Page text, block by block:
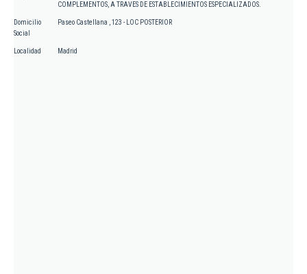
COMPLEMENTOS, A TRAVES DE ESTABLECIMIENTOS ESPECIALIZADOS.
Domicilio
Social
Paseo Castellana , 123 - LOC POSTERIOR
Localidad Madrid